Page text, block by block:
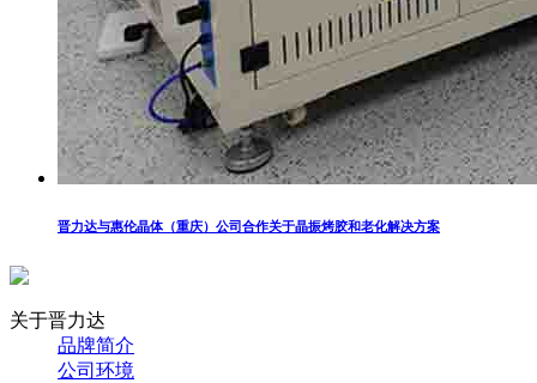
晋力达与惠伦晶体（重庆）公司合作关于晶振烤胶和老化解决方案
关于晋力达
品牌简介
公司环境